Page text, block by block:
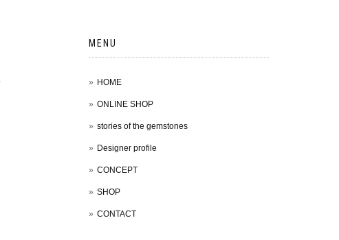
MENU
HOME
ONLINE SHOP
stories of the gemstones
Designer profile
CONCEPT
SHOP
CONTACT